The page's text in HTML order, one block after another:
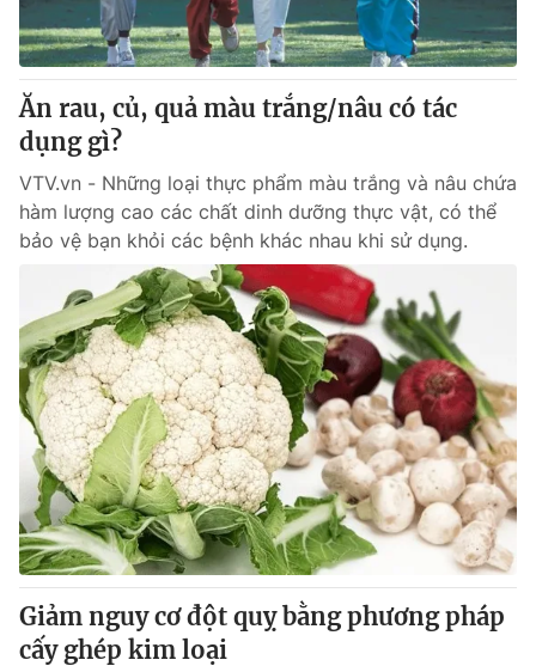
Ăn rau, củ, quả màu trắng/nâu có tác
dụng gì?
VTV.vn - Những loại thực phẩm màu trắng và nâu chứa
hàm lượng cao các chất dinh dưỡng thực vật, có thể
bảo vệ bạn khỏi các bệnh khác nhau khi sử dụng.
Giảm nguy cơ đột quỵ bằng phương pháp
cấy ghép kim loại